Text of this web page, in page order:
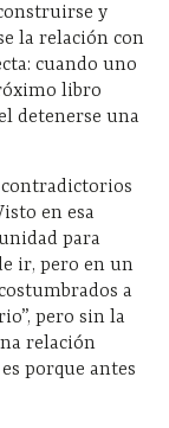
y
la relación con
cuando uno
libro
detenerse una
en esa
para
ir, pero en un
a
pero sin la
relación
porque antes